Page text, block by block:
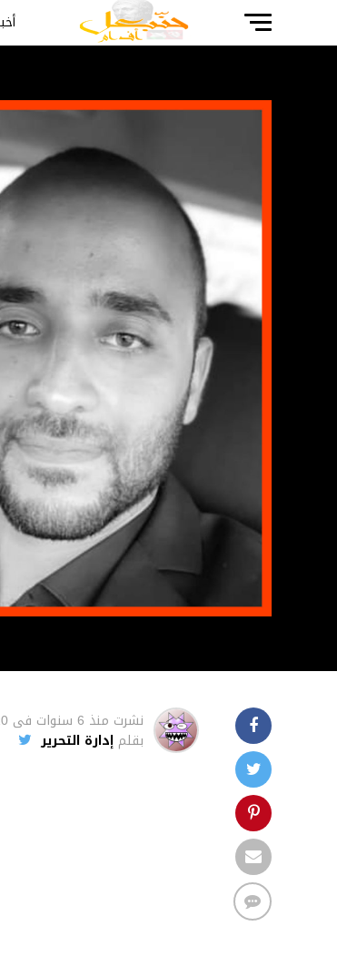
نشرت منذ 6 سنوات فى
بقلم إدارة التحرير